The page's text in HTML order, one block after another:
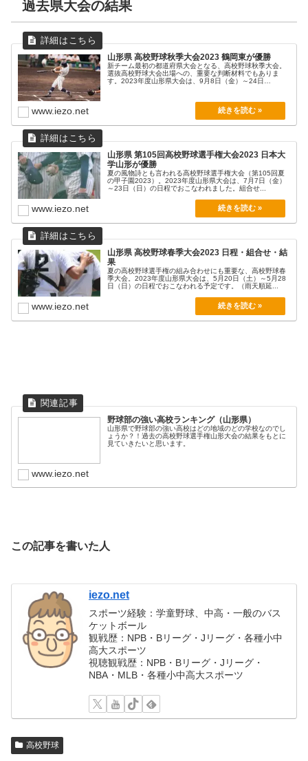
過去県大会の結果
山形県 高校野球秋季大会2023 鶴岡東が優勝
新チーム最初の都道府県大会となる、高校野球秋季大会。
選抜高校野球大会出場への、重要な判断材料でもありま
す。2023年度山形県大会は、9月8日（金）～24日
www.iezo.net
山形県 第105回高校野球選手権大会2023 日本大
学山形が優勝
夏の風物詩とも言われる高校野球選手権大会（第105回夏
の甲子園2023）。2023年度山形県大会は、7月7日（金）
～23日（日）の日程でおこなわれました。組合せ...
www.iezo.net
山形県 高校野球春季大会2023 日程・組合せ・結
果
夏の高校野球選手権の組み合わせにも重要な、高校野球春
季大会。2023年度山形県大会は、5月20日（土）～5月28
日（日）の日程でおこなわれる予定です。（雨天順延...
www.iezo.net
野球部の強い高校ランキング（山形県）
山形県で野球部の強い高校はどの地域のどの学校なのでし
ょうか？！過去の高校野球選手権山形大会の結果をもとに
見ていきたいと思います。
www.iezo.net
この記事を書いた人
iezo.net
スポーツ経験：学童野球、中高・一般のバス
ケットボール
観戦歴：NPB・Bリーグ・Jリーグ・各種小中
高大スポーツ
視聴観戦歴：NPB・Bリーグ・Jリーグ・
NBA・MLB・各種小中高大スポーツ
高校野球